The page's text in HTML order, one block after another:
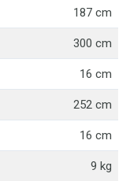
187 cm
300 cm
16 cm
252 cm
16 cm
9 kg